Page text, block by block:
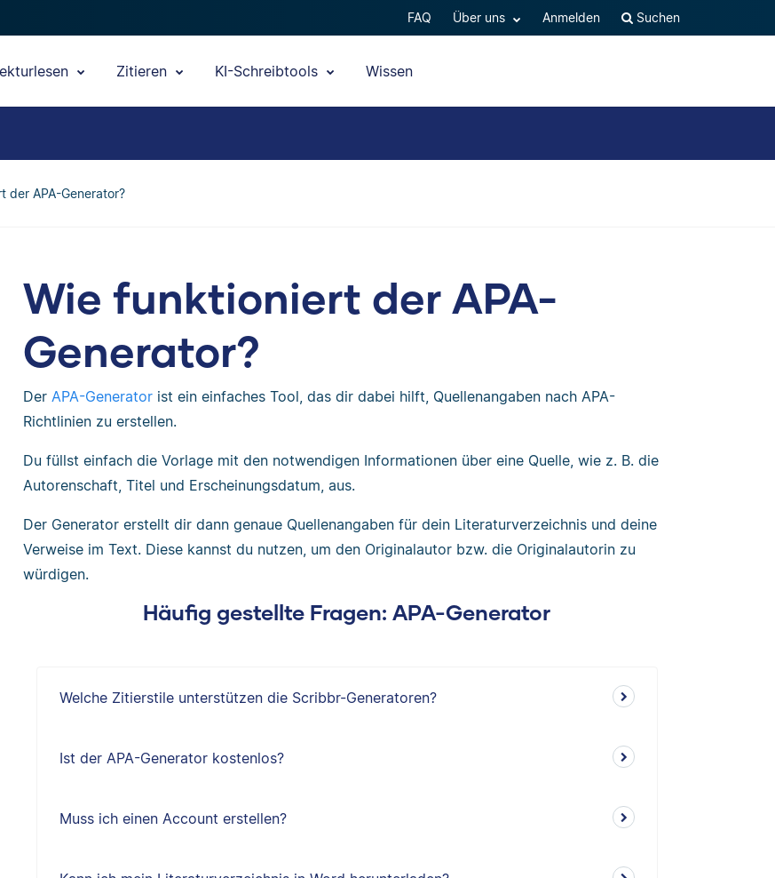
FAQ Über uns Anmelden Suchen
Zitieren KI-Schreibtools Wissen
der APA-Generator?
Wie funktioniert der APA-
Generator?
Der APA-Generatorist ein einfaches Tool, das dir dabei hilft, Quellenangaben nach APA-
Richtlinien zu erstellen.
Du füllst einfach die Vorlage mit den notwendigen Informationen über eine Quelle, wie z. B. die
Autorenschaft, Titel und Erscheinungsdatum, aus.
Der Generator erstellt dir dann genaue Quellenangaben für dein Literaturverzeichnis und deine
Verweise im Text. Diese kannst du nutzen, um den Originalautor bzw. die Originalautorin zu
würdigen.
Häufig gestellte Fragen: APA-Generator
Welche Zitierstile unterstützen die Scribbr-Generatoren?
Ist der APA-Generator kostenlos?
Muss ich einen Account erstellen?